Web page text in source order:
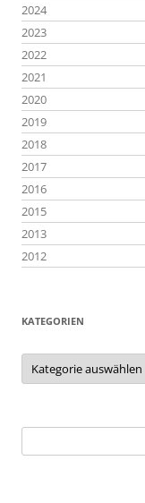
2024
2023
2022
2021
2020
2019
2018
2017
2016
2015
2013
2012
KATEGORIEN
Kategorien
nach: